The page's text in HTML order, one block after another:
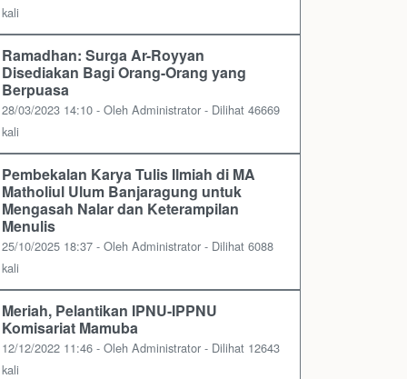
kali
Ramadhan: Surga Ar-Royyan
Disediakan Bagi Orang-Orang yang
Berpuasa
28/03/2023 14:10 - Oleh Administrator - Dilihat 46669
kali
Pembekalan Karya Tulis Ilmiah di MA
Matholiul Ulum Banjaragung untuk
Mengasah Nalar dan Keterampilan
Menulis
25/10/2025 18:37 - Oleh Administrator - Dilihat 6088
kali
Meriah, Pelantikan IPNU-IPPNU
Komisariat Mamuba
12/12/2022 11:46 - Oleh Administrator - Dilihat 12643
kali